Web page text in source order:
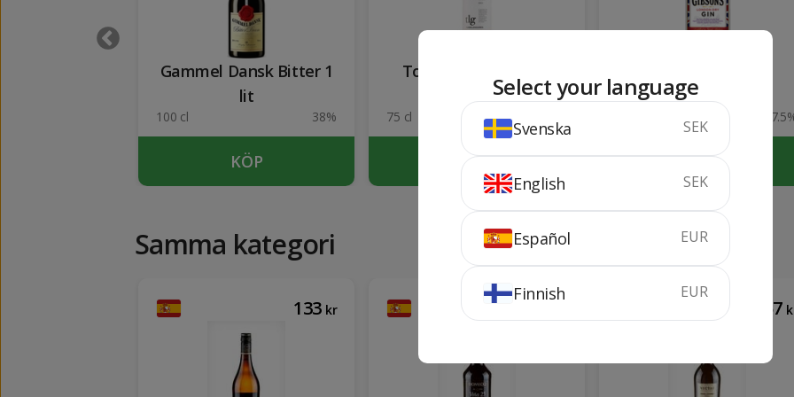
Gammel Dansk Bitter 1
lit
100 cl 38%
KÖP
Torrelongares Blanc
2024
75 cl
KÖP KÖP
Samma kategori
133 kr 157
Select your language
Svenska SEK
English SEK
Español EUR
Finnish EUR